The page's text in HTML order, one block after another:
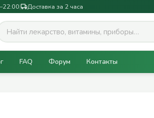
| Доставка за 2 часа
FAQ Форум Контакты